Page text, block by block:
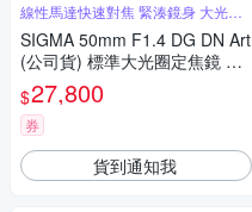
線性馬達快速對焦 緊湊鏡身 大光圈
人像鏡
SIGMA 50mm F1.4 DG DN Art
(公司貨) 標準大光圈定焦鏡 人
像鏡 全片幅微單眼鏡頭
$27,800
券
貨到通知我